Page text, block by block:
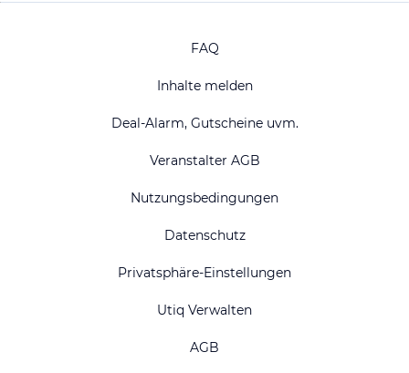
FAQ
Inhalte melden
Deal-Alarm, Gutscheine uvm.
Veranstalter AGB
Nutzungsbedingungen
Datenschutz
Privatsphäre-Einstellungen
Utiq Verwalten
AGB